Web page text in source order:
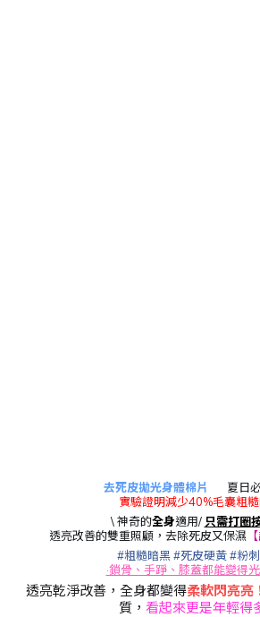
去死皮拋光身體棉片 夏日
實驗證明減少40%毛囊粗
\ 神奇的全身適用/ 只需打圈
透亮改善的雙重照顧，去除死皮又保濕
#粗糙暗黑#死皮硬黃#粉
·鎖骨、手踭、膝蓋都能變得
透亮乾淨改善，全身都變得柔軟閃亮亮
質， 看起來更是年輕得